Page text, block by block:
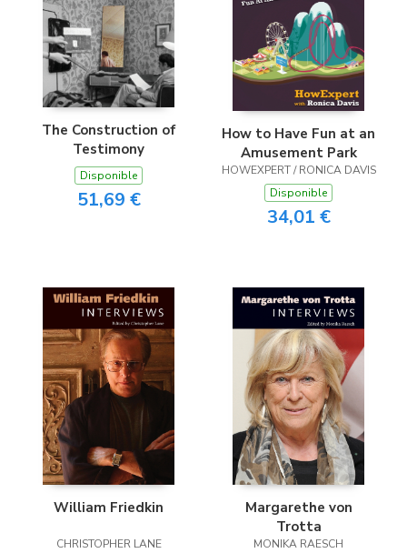
The Construction of
Testimony
Disponible
51,69 €
How to Have Fun at an
Amusement Park
HOWEXPERT / RONICA DAVIS
Disponible
34,01 €
William Friedkin
CHRISTOPHER LANE
Margarethe von
Trotta
MONIKA RAESCH